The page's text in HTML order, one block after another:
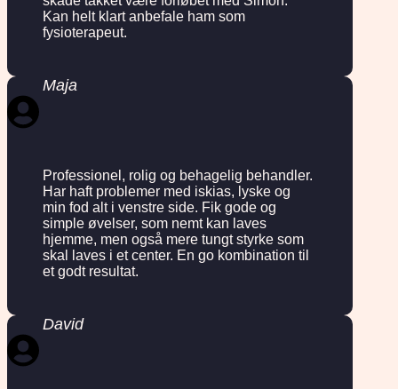
Kan helt klart anbefale ham som
fysioterapeut.
Maja
Professionel, rolig og behagelig behandler.
Har haft problemer med iskias, lyske og
min fod alt i venstre side. Fik gode og
simple øvelser, som nemt kan laves
hjemme, men også mere tungt styrke som
skal laves i et center. En go kombination til
et godt resultat.
David